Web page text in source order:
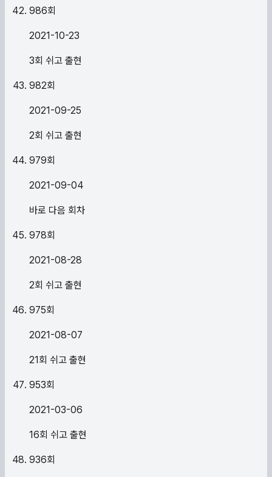
986회
2021-10-23
3회 쉬고 출현
982회
2021-09-25
2회 쉬고 출현
979회
2021-09-04
바로 다음 회차
978회
2021-08-28
2회 쉬고 출현
975회
2021-08-07
21회 쉬고 출현
953회
2021-03-06
16회 쉬고 출현
936회